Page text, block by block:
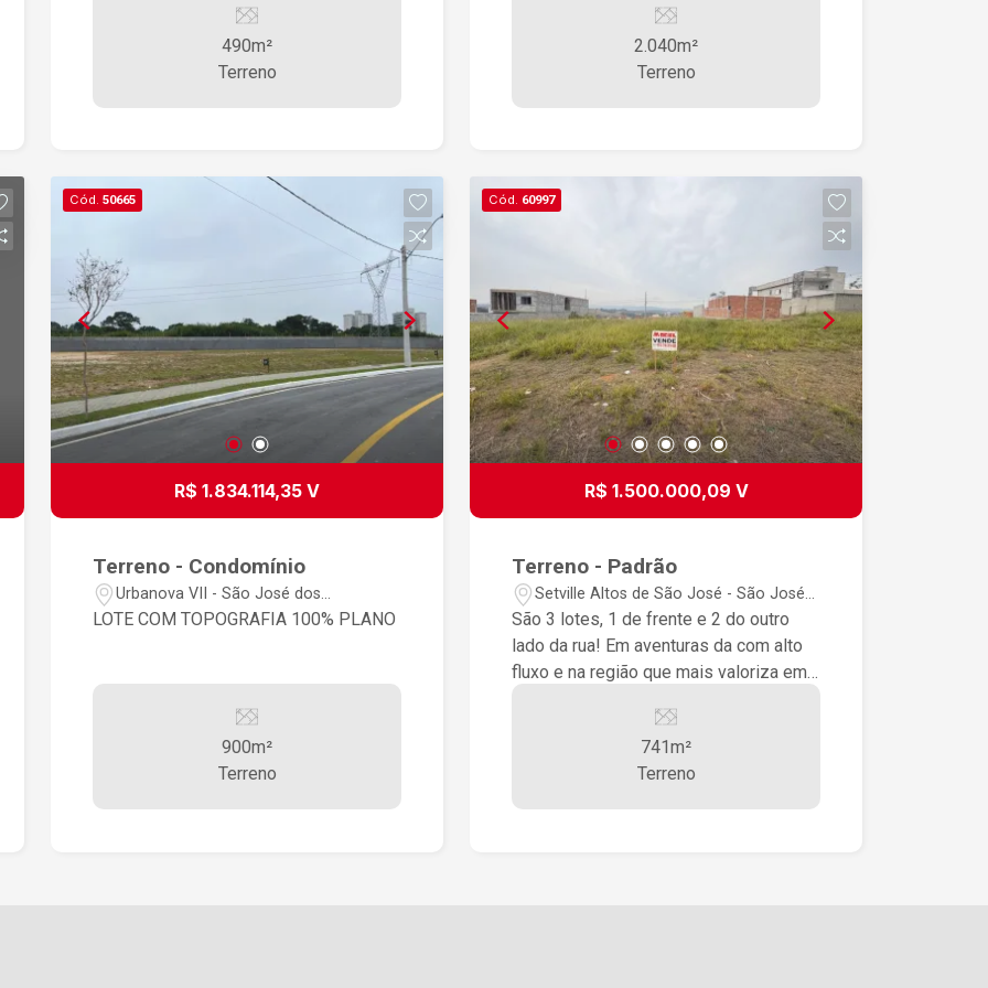
490m²
Terreno
2.040m²
Terreno
Cód. 50665
R$ 1.834.114,35 V
Terreno - Condomínio
Urbanova VII - São José dos
Campos/SP
LOTE COM TOPOGRAFIA 100% PLANO
900m²
Terreno
Cód. 60997
R$ 1.500.000,09 V
Terreno - Padrão
Setville Altos de São José - São José
dos Campos/SP
São 3 lotes, 1 de frente e 2 do outro
lado da rua! Em aventuras da com alto
fluxo e na região que mais valoriza em
741m²
Terreno